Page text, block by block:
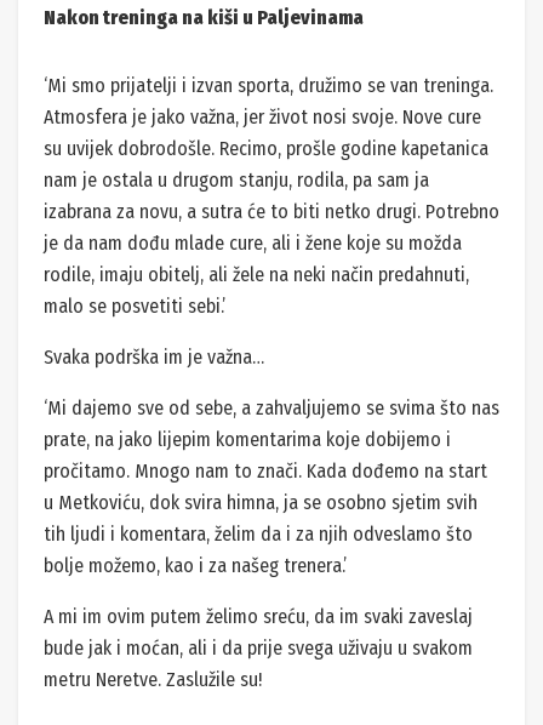
Nakon treninga na kiši u Paljevinama
‘Mi smo prijatelji i izvan sporta, družimo se van treninga.
Atmosfera je jako važna, jer život nosi svoje. Nove cure
su uvijek dobrodošle. Recimo, prošle godine kapetanica
nam je ostala u drugom stanju, rodila, pa sam ja
izabrana za novu, a sutra će to biti netko drugi. Potrebno
je da nam dođu mlade cure, ali i žene koje su možda
rodile, imaju obitelj, ali žele na neki način predahnuti,
malo se posvetiti sebi.’
Svaka podrška im je važna…
‘Mi dajemo sve od sebe, a zahvaljujemo se svima što nas
prate, na jako lijepim komentarima koje dobijemo i
pročitamo. Mnogo nam to znači. Kada dođemo na start
u Metkoviću, dok svira himna, ja se osobno sjetim svih
tih ljudi i komentara, želim da i za njih odveslamo što
bolje možemo, kao i za našeg trenera.’
A mi im ovim putem želimo sreću, da im svaki zaveslaj
bude jak i moćan, ali i da prije svega uživaju u svakom
metru Neretve. Zaslužile su!